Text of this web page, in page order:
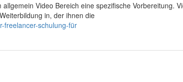
Video Bereich eine spezifische Vorbereitung.
in, der ihnen die
freelancer-schulung-für